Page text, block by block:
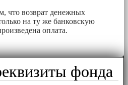
что возврат денежных
на ту же банковскую
оплата.
фонда